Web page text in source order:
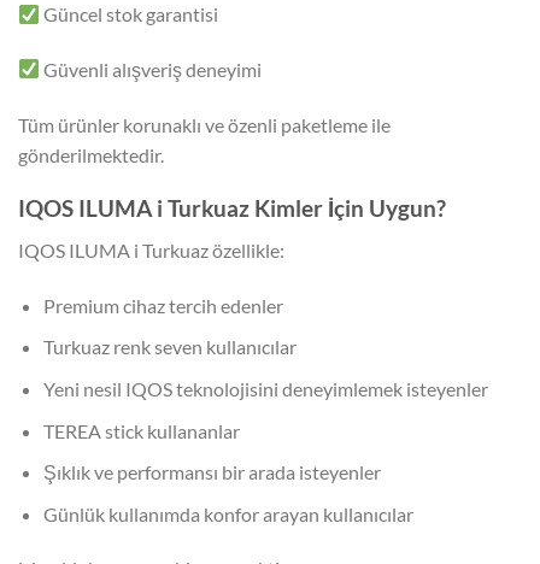
Güncel stok garantisi
Güvenli alışveriş deneyimi
Tüm ürünler korunaklı ve özenli paketleme ile
gönderilmektedir.
IQOS ILUMA i Turkuaz Kimler İçin Uygun?
IQOS ILUMA i Turkuaz özellikle:
Premium cihaz tercih edenler
Turkuaz renk seven kullanıcılar
Yeni nesil IQOS teknolojisini deneyimlemek isteyenler
TEREA stick kullananlar
Şıklık ve performansı bir arada isteyenler
Günlük kullanımda konfor arayan kullanıcılar